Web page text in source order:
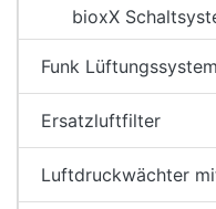
bioxX
Funk
Ersatzluftfilter
Luftdruckwächter